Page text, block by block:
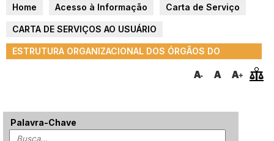
Home
Acesso à Informação Carta de Serviço
CARTA DE SERVIÇOS AO USUÁRIO
ESTRUTURA ORGANIZACIONAL DOS ÓRGÃOS DO
Palavra-Chave